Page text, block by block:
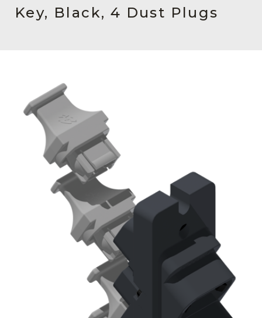
关于我们
应用工程指导书 (AENs)
合作伙伴
工作机会
Key, Black, 4 Dust Plugs